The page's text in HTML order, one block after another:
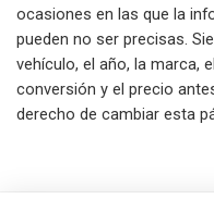
ocasiones en las que la
pueden no ser precisas.
vehículo, el año, la marca,
conversión y el precio
derecho de cambiar esta